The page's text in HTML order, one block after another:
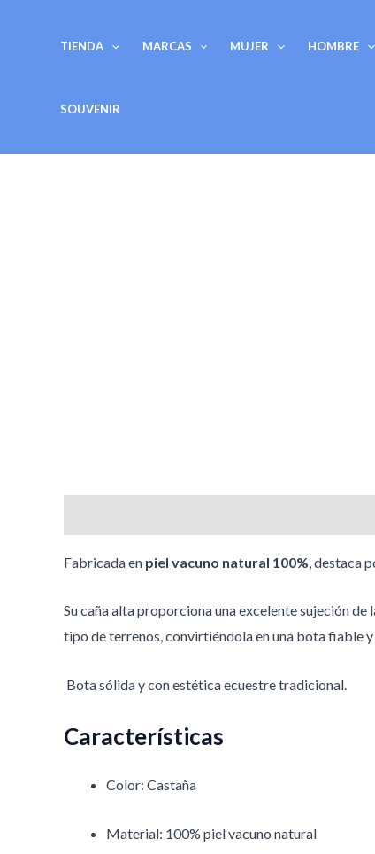
TIENDA MARCAS MUJER HOMBRE
SOUVENIR
Fabricada en piel vacuno natural 100% , destaca
Su caña alta proporciona una excelente sujeción
tipo de terrenos, convirtiéndola en una bota fiable
Bota sólida y con estética ecuestre tradicional.
Características
Color: Castaña
Material: 100% piel vacuno natural